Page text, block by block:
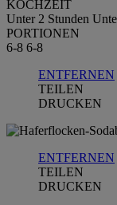
KOCHZEIT
Unter 2 Stunden
PORTIONEN
6-8 6-8
ENTFERNEN
TEILEN
DRUCKEN
ENTFERNEN
TEILEN
DRUCKEN